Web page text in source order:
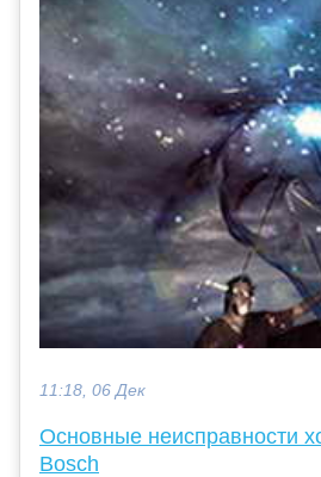
11:18, 06 Дек
Основные неисправности
Bosch